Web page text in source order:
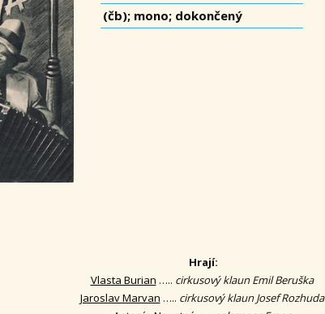
(čb); mono; dokončený
Hrají:
Vlasta Burian ….. cirkusový klaun Emil Beruška
Jaroslav Marvan ….. cirkusový klaun Josef Rozhuda